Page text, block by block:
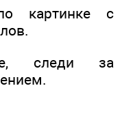
картинке с
следи за